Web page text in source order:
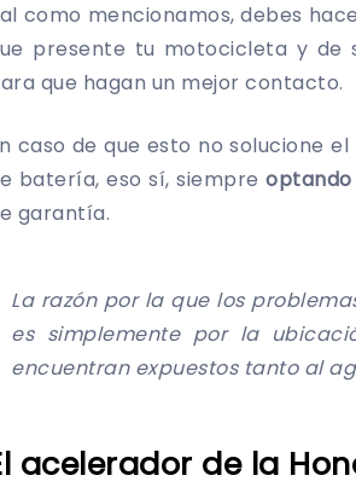
como mencionamos, debes
presente tu motocicleta y de
que hagan un mejor contacto.
caso de que esto no solucione
batería, eso sí, siempre
garantía.
La razón por la que los
es simplemente por la
encuentran expuestos tanto al
acelerador de la